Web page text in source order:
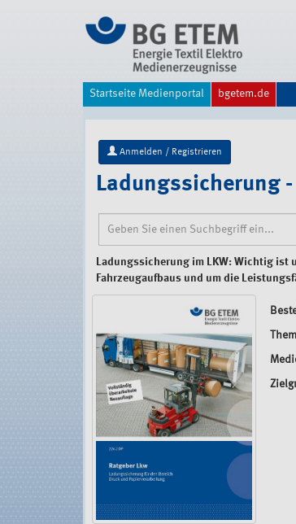
Startseite Medienportal bgetem.de
Anmelden / Registrieren
Ladungssicherung
Ladungssicherung im LKW: Wichtig ist
Fahrzeugaufbaus und um die